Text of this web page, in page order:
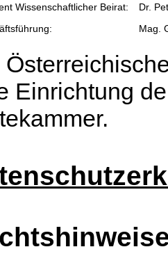
Wissenschaftlicher Beirat:
Dr.
Mag.
Einrichtung